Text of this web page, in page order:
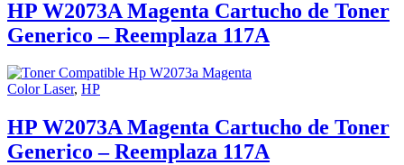
HP W2073A Magenta Cartucho de Toner
Generico – Reemplaza 117A
Color Laser, HP
HP W2073A Magenta Cartucho de Toner
Generico – Reemplaza 117A